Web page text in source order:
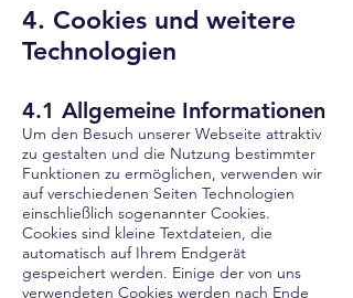
4. Cookies und weitere
Technologien
4.1 Allgemeine Informationen
Um den Besuch unserer Webseite attraktiv
zu gestalten und die Nutzung bestimmter
Funktionen zu ermöglichen, verwenden wir
auf verschiedenen Seiten Technologien
einschließlich sogenannter Cookies.
Cookies sind kleine Textdateien, die
automatisch auf Ihrem Endgerät
gespeichert werden. Einige der von uns
verwendeten Cookies werden nach Ende